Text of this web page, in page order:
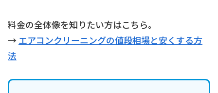
料金の全体像を知りたい方はこちら。
→ エアコンクリーニングの値段相場と安くする方
法